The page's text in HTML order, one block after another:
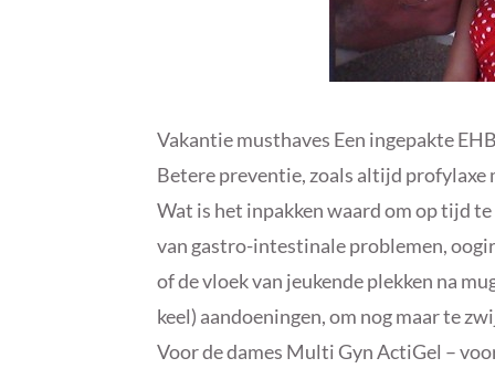
Vakantie musthaves Een ingepakte
Betere preventie, zoals altijd profylaxe
Wat is het inpakken waard om op tijd
van gastro-intestinale problemen,
of de vloek van jeukende plekken na
keel) aandoeningen, om nog maar te
Voor de dames Multi Gyn ActiGel –